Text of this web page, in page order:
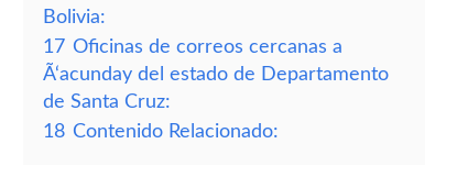
Bolivia:
17 Oficinas de correos cercanas a
Ã‘acunday del estado de Departamento
de Santa Cruz:
18 Contenido Relacionado: